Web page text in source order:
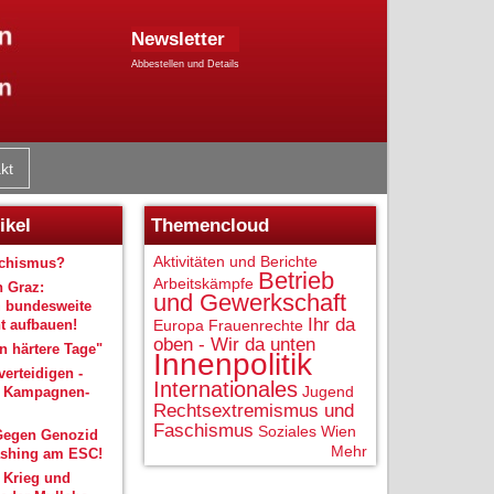
Newsletter
Abbestellen und Details
Graz:
bundesweite
aufbauen!
härtere Tage"
-
Genozid
am ESC!
Krieg und
Themencloud
Aktivitäten und Berichte
Arbeitskämpfe Betrieb
und Gewerkschaft
Europa Frauenrechte Ihr da
oben - Wir da unten
Innenpolitik
Internationales Jugend
Rechtsextremismus und
Faschismus Soziales Wien
Mehr